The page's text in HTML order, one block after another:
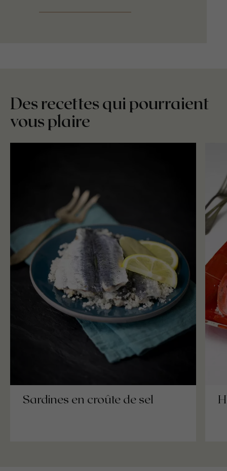
Des recettes qui pourraient
vous plaire
Sardines en croûte de sel